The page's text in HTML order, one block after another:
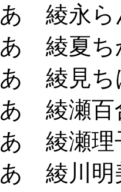
あ 綾永ら
あ 綾夏ち
あ 綾見
あ 綾瀬百
あ 綾瀬理
あ 綾川明